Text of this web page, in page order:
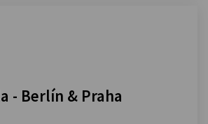
- Berlín & Praha